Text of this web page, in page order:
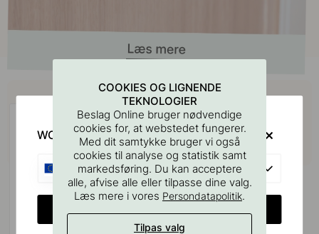
Køb sammen med
COOKIES OG LIGNENDE
TEKNOLOGIER
Beslag Online bruger nødvendige
cookies for, at webstedet fungerer.
Med dit samtykke bruger vi også
cookies til analyse og statistik samt
markedsføring. Du kan acceptere
alle, afvise alle eller tilpasse dine valg.
Læs mere i vores Persondatapolitik.
Tilpas valg
WOULD YOU RATHER VISIT?
EU